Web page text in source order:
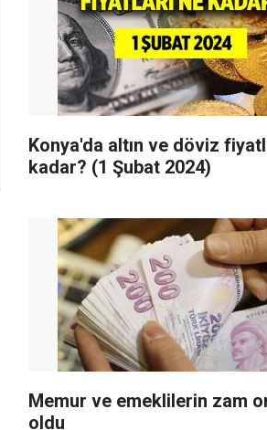
Konya'da altın ve döviz
kadar? (1 Şubat 2024)
Memur ve emeklilerin zam
oldu